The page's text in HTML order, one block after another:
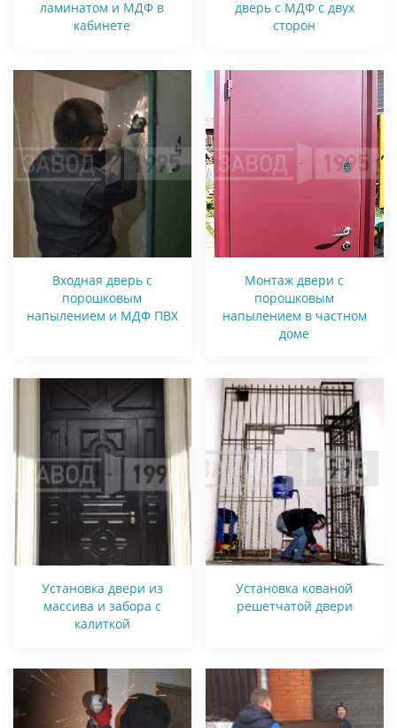
ламинатом и МДФ в
кабинете
дверь с МДФ с двух
сторон
Входная дверь с
порошковым
напылением и МДФ ПВХ
Монтаж двери с
порошковым
напылением в частном
доме
Установка двери из
массива и забора с
калиткой
Установка кованой
решетчатой двери